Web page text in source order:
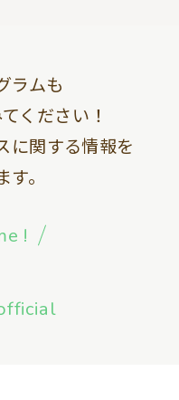
ラムも
ください！
に関する情報を
。
!